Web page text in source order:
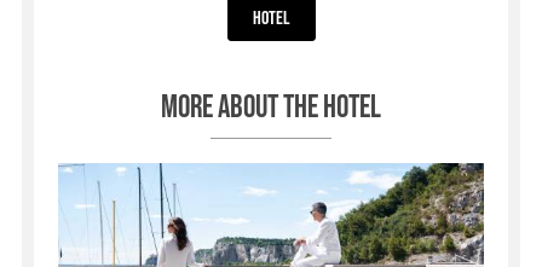
Hotel
More about the hotel